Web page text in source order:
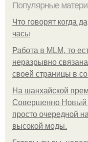
Популярные
Что говорят когда
часы
Работа в MLM, то
неразрывно
своей страницы в
На шанхайской
Совершенно Новый
просто очередной
высокой моды.